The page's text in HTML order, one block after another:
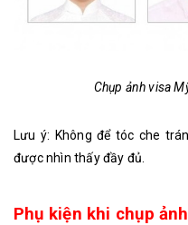
Chụp ảnh visa
Lưu ý: Không để tóc che
được nhìn thấy đầy đủ.
Phụ kiện khi chụp